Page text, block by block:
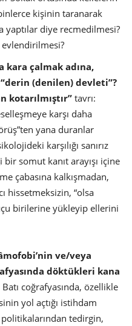
kişinin taranarak
yaptılar diye recmedilmesi?
evlendirilmesi?
kara çalmak adına,
(denilen) devleti”?
kotarılmıştır” tavrı:
karşı daha
yana duranlar
karşılığı sanırız
somut kanıt arayışı içine
çabasına kalkışmadan,
hissetmeksizin, “olsa
birilerine yükleyip ellerini
ve/veya
döktükleri kana
coğrafyasında, özellikle
yol açtığı istihdam
tedirgin,